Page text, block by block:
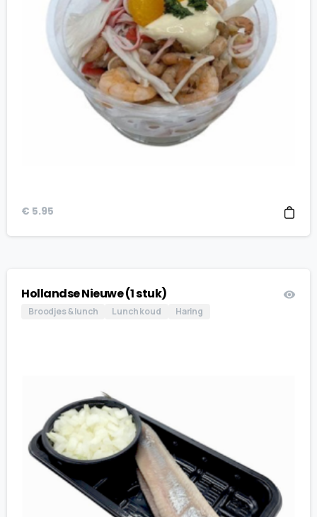
€ 5.95
Hollandse Nieuwe (1 stuk)
Broodjes & lunch Lunch koud Haring